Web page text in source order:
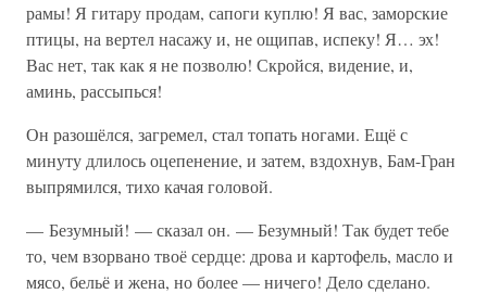
рамы! Я гитару продам, сапоги куплю! Я вас, заморские
птицы, на вертел насажу и, не ощипав, испеку! Я… эх!
Вас нет, так как я не позволю! Скройся, видение, и,
аминь, рассыпься!
Он разошёлся, загремел, стал топать ногами. Ещё с
минуту длилось оцепенение, и затем, вздохнув, Бам-Гран
выпрямился, тихо качая головой.
— Безумный! — сказал он. — Безумный! Так будет тебе
то, чем взорвано твоё сердце: дрова и картофель, масло и
мясо, бельё и жена, но более — ничего! Дело сделано.